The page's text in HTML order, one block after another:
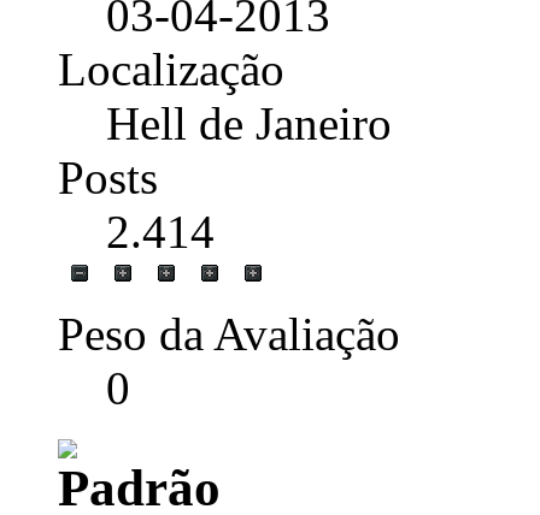
03-04-2013
Localização
Hell de Janeiro
Posts
2.414
Peso da Avaliação
0